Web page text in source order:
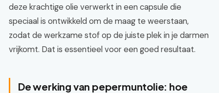
deze krachtige olie verwerkt in een capsule die
speciaal is ontwikkeld om de maag te weerstaan,
zodat de werkzame stof op de juiste plek in je darmen
vrijkomt. Dat is essentieel voor een goed resultaat.
De werking van pepermuntolie: hoe